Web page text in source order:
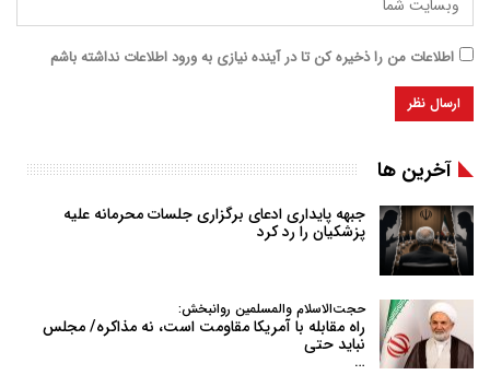
اطلاعات من را ذخیره کن تا در آینده نیازی به ورود اطلاعات نداشته باشم
آخرین ها
جبهه پایداری ادعای برگزاری جلسات محرمانه علیه
پزشکیان را رد کرد
حجت‌الاسلام والمسلمین روانبخش:
راه مقابله با آمریکا مقاومت است، نه مذاکره/ مجلس
نباید حتی
…